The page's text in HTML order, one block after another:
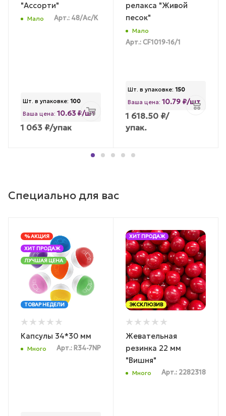
"Ассорти"
Мало Арт.: 48/Ас/К
Шт. в упаковке: 100
Ваша цена: 10.63 ₽/шт
1 063 ₽/упак
релакса "Живой
песок"
Мало
Арт.: CF1019-16/1
Шт. в упаковке: 150
Ваша цена: 10.79 ₽/шт
1 618.50 ₽/
упак.
Специально для вас
% АКЦИЯ
ХИТ ПРОДАЖ
ЛУЧШАЯ ЦЕНА
ТОВАР НЕДЕЛИ
Капсулы 34*30 мм
Много Арт.: R34-7NP
ХИТ ПРОДАЖ
ЭКСКЛЮЗИВ
Жевательная
резинка 22 мм
"Вишня"
Много Арт.: 2282318